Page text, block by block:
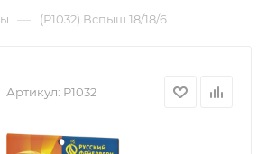
— (Р1032) Вспыш 18/18/6
Артикул: Р1032